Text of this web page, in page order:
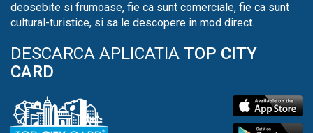
deosebite si frumoase, fie ca sunt comerciale, fie ca sunt
cultural-turistice, si sa le descopere in mod direct.
DESCARCA APLICATIA TOP CITY
CARD